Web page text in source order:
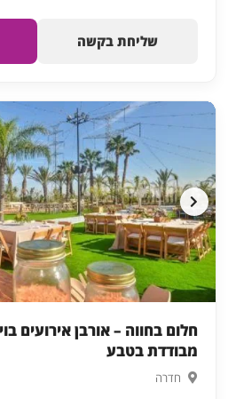
שליחת בקשה
חלום בחווה – אורבן אירועים
מבודדת בטבע
חדרה